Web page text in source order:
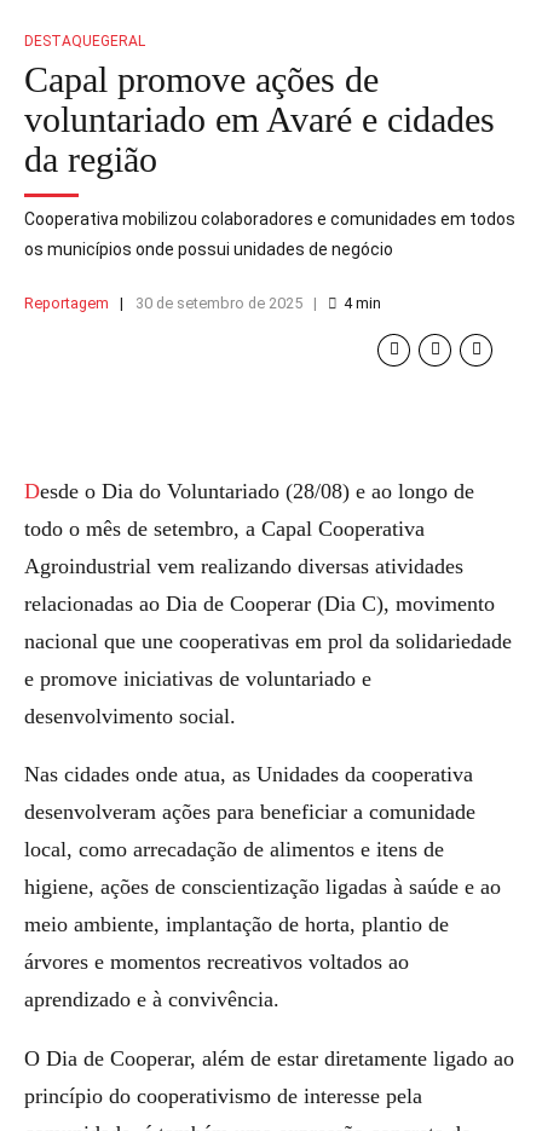
DESTAQUEGERAL
Capal promove ações de
voluntariado em Avaré e cidades
da região
Cooperativa mobilizou colaboradores e comunidades em todos
os municípios onde possui unidades de negócio
Reportagem 30 de setembro de 2025 4min
Desde o Dia do Voluntariado (28/08) e ao longo de
todo o mês de setembro, a Capal Cooperativa
Agroindustrial vem realizando diversas atividades
relacionadas ao Dia de Cooperar (Dia C), movimento
nacional que une cooperativas em prol da solidariedade
e promove iniciativas de voluntariado e
desenvolvimento social.
Nas cidades onde atua, as Unidades da cooperativa
desenvolveram ações para beneficiar a comunidade
local, como arrecadação de alimentos e itens de
higiene, ações de conscientização ligadas à saúde e ao
meio ambiente, implantação de horta, plantio de
árvores e momentos recreativos voltados ao
aprendizado e à convivência.
O Dia de Cooperar, além de estar diretamente ligado ao
princípio do cooperativismo de interesse pela